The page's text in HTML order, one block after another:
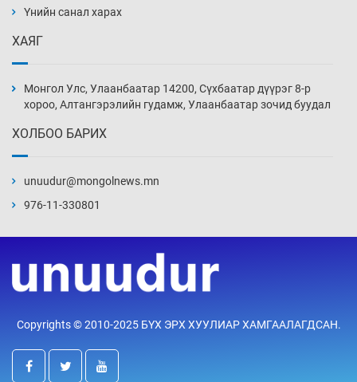
8 цаг 47 мин
9 цаг 17 мин
хэмжээг шинэчлэн тогтоох нь
10 цаг 17 мин
мөнгө, хүрэл медаль хүртэв
10 цаг 43 мин
Үнийн санал харах
ХАЯГ
Монгол Улс, Улаанбаатар 14200, Сүхбаатар дүүрэг 8-р
хороо, Алтангэрэлийн гудамж, Улаанбаатар зочид буудал
ХОЛБОО БАРИХ
unuudur@mongolnews.mn
976-11-330801
Copyrights © 2010-2025 БҮХ ЭРХ ХУУЛИАР ХАМГААЛАГДСАН.